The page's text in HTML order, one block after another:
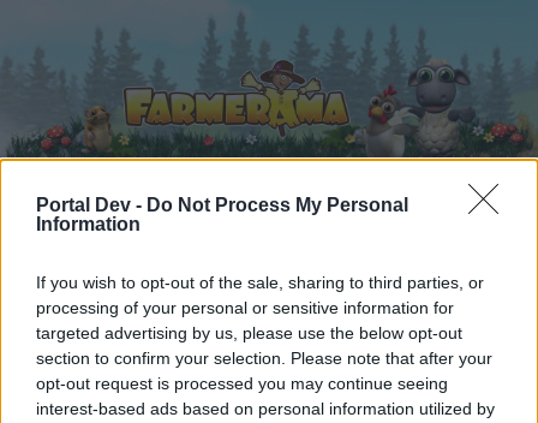
Portal Dev - Do Not Process My Personal
Information
If you wish to opt-out of the sale, sharing to third parties, or
processing of your personal or sensitive information for
targeted advertising by us, please use the below opt-out
section to confirm your selection. Please note that after your
opt-out request is processed you may continue seeing
interest-based ads based on personal information utilized by
Форуми ... Дискусия: Събития през май 2024 г.
Членове, харесали съобщение #107
Скорошни публикации